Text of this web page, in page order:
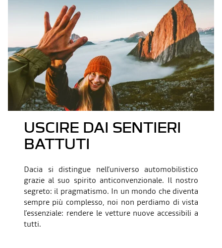
USCIRE DAI SENTIERI
BATTUTI
Dacia si distingue nell’universo automobilistico
grazie al suo spirito anticonvenzionale. Il nostro
segreto: il pragmatismo. In un mondo che diventa
sempre più complesso, noi non perdiamo di vista
l’essenziale: rendere le vetture nuove accessibili a
tutti.